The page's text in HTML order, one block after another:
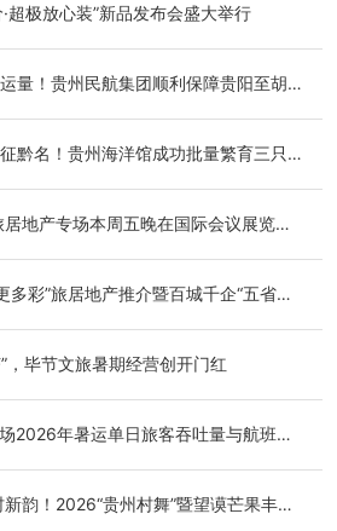
超极放心装”新品发布会盛大举行
量！贵州民航集团顺利保障贵阳至胡
黔名！贵州海洋馆成功批量繁育三只
居地产专场本周五晚在国际会议展览中
多彩”旅居地产推介暨百城千企“五省
，毕节文旅暑期经营创开门红
2026年暑运单日旅客吞吐量与航班起
韵！2026“贵州村舞”暨望谟芒果丰收